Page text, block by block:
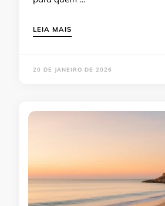
LEIA MAIS
20 DE JANEIRO DE 2026